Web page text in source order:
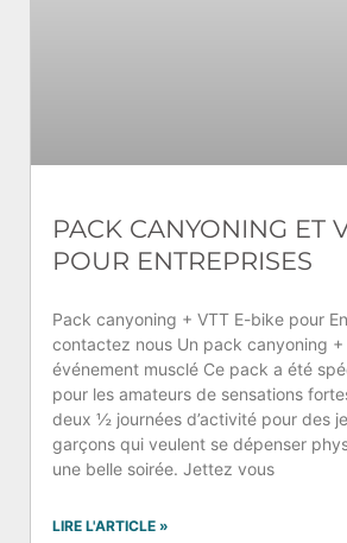
PACK CANYONING ET
POUR ENTREPRISES
Pack canyoning + VTT E-bike pour
contactez nous Un pack canyoning
événement musclé Ce pack a été
pour les amateurs de sensations
deux ½ journées d’activité pour des
garçons qui veulent se dépenser
une belle soirée. Jettez vous
LIRE L'ARTICLE »